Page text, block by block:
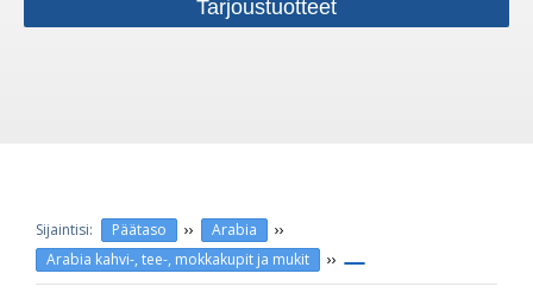
Tarjoustuotteet
Päätaso ›› Arabia ››
Arabia kahvi-, tee-, mokkakupit ja mukit ››